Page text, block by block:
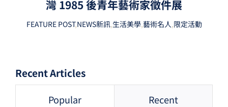
灣 1985 後青年藝術家徵件展
FEATURE POST,NEWS新訊,生活美學,藝術名人,限定活動
Recent Articles
Popular Recent